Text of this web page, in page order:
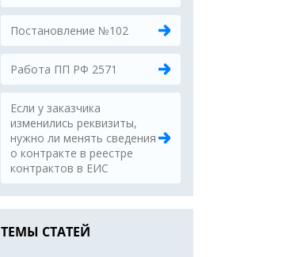
Постановление №102
Работа ПП РФ 2571
Если у заказчика
изменились реквизиты,
нужно ли менять сведения
о контракте в реестре
контрактов в ЕИС
ТЕМЫ СТАТЕЙ